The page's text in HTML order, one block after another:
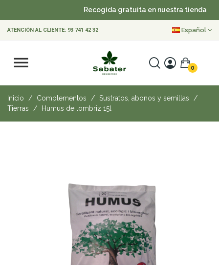
Recogida gratuita en nuestra tienda
ATENCIÓN AL CLIENTE: 93 741 42 32 Español
0
Inicio Complementos
Sustratos, abonos y semillas
Tierras
Humus de lombriz 15l